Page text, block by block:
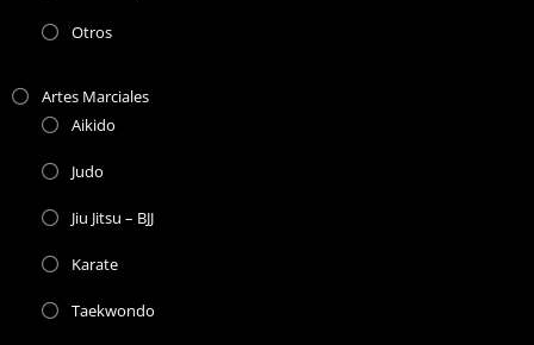
Otros
Artes Marciales
Aikido
Judo
Jiu Jitsu – BJJ
Karate
Taekwondo